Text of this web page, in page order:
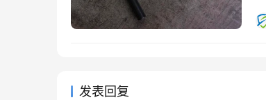
发表回复